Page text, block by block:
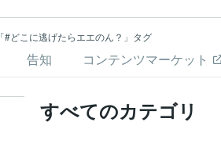
「#どこに逃げたらエエのん？」タグ
告知 コンテンツマーケット
すべてのカテゴリ